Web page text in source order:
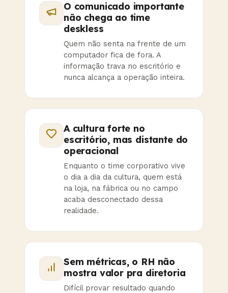
O comunicado importante
não chega ao time
deskless
Quem não senta na frente de um
computador fica de fora. A
informação trava no escritório e
nunca alcança a operação inteira.
A cultura forte no
escritório, mas distante do
operacional
Enquanto o time corporativo vive
o dia a dia da cultura, quem está
na loja, na fábrica ou no campo
acaba desconectado dessa
realidade.
Sem métricas, o RH não
mostra valor pra diretoria
Difícil provar resultado quando